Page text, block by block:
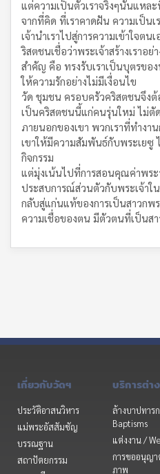
แต่ความเป็นตัวเราจริงๆนั้นแหล
จากที่คิด ที่เราคาดฝัน ความเป็น
เจ้านำเราไปสู่การความเข้าใจต
ริสตชนเชื่อว่าพระเจ้าสร้างเราอ
สำคัญ คือ ทรงรับเราเป็นบุตรขอ
ให้ความรักอย่างไม่มีเงื่อนไข
วัด ชุมชน ครอบครัวคริสตชนจึงต้
เป็นคริสตชนนี้แก่คนรุ่นใหม่ ไม่ตั
ภายนอกของเขา พวกเราที่ทำงา
เขาให้มีความสัมพันธ์กับพระเยซู
กิจกรรม
แต่มุ่งเน้นไปที่การสอนคุณค่าพระ
ประสบการณ์ส่วนตัวกับพระเจ้าใ
กลับสู่แก่นแท้ของการเป็นสาวกพร
ความเชื่อของตน มีตัวตนที่เป็นส
เกี่ยวกับวัดฯ
ประวัติอาสนวิหาร
แม่พระอัสสัมชัญ
บรรณฐาน
สถาปัตยกรรม
บริการต่า
ล้างบาปทาร
Baptisms
แต่งงาน /
การขออนุญา
ภาพ